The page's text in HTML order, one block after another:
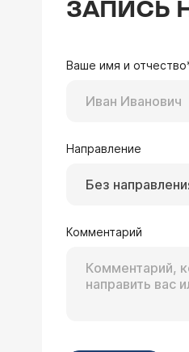
ЗАПИСЬ
Ваше имя и
Направление
Без
Комментарий